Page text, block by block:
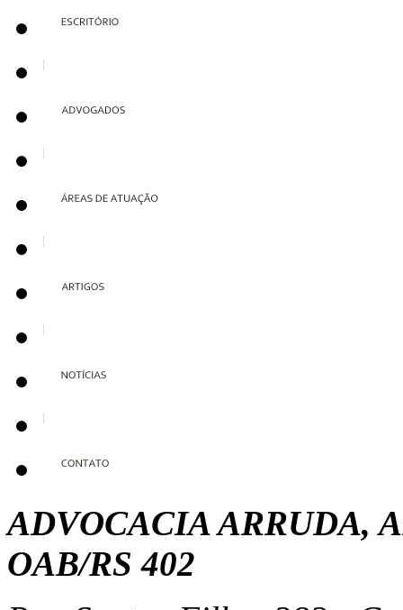
ADVOCACIA ARRUDA,
OAB/RS 402